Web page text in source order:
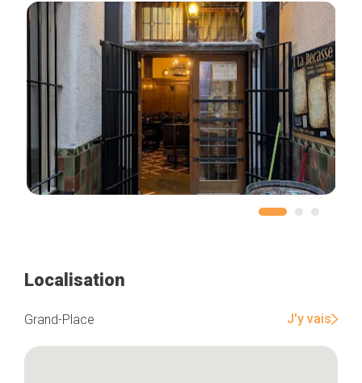
Localisation
Grand-Place J'y vais